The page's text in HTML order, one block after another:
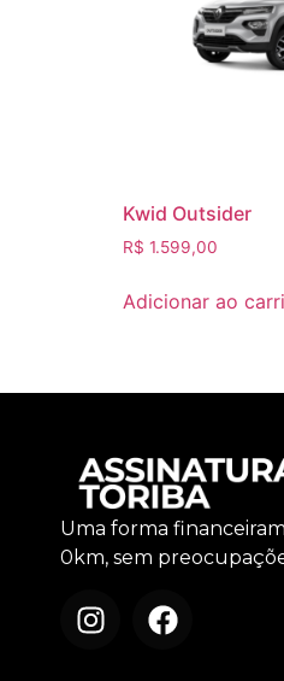
Kwid Outsider
R$ 1.599,00
Adicionar ao
Uma forma
0km, sem